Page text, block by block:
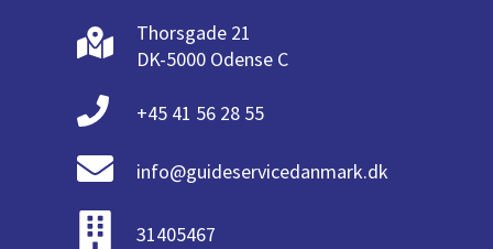
Thorsgade 21
DK-5000 Odense C
+45 41 56 28 55
info@guideservicedanmark.dk
31405467